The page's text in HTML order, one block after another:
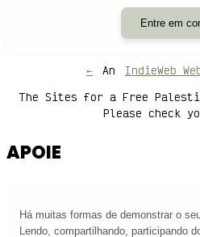
Entre em
← An IndieWeb
The Sites for a Free
Please check
APOIE
Há muitas formas de demonstrar o
Lendo, compartilhando, participando